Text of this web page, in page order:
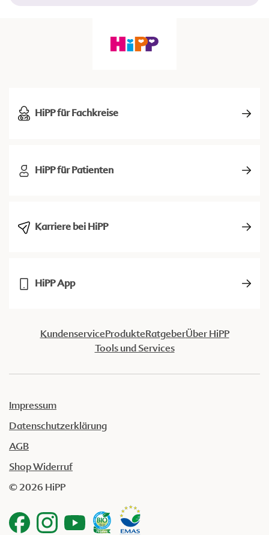
HiPP für Fachkreise
HiPP für Patienten
Karriere bei HiPP
HiPP App
KundenserviceProdukteRatgeberÜber HiPP
Tools und Services
Impressum
Datenschutzerklärung
AGB
Shop Widerruf
© 2026 HiPP